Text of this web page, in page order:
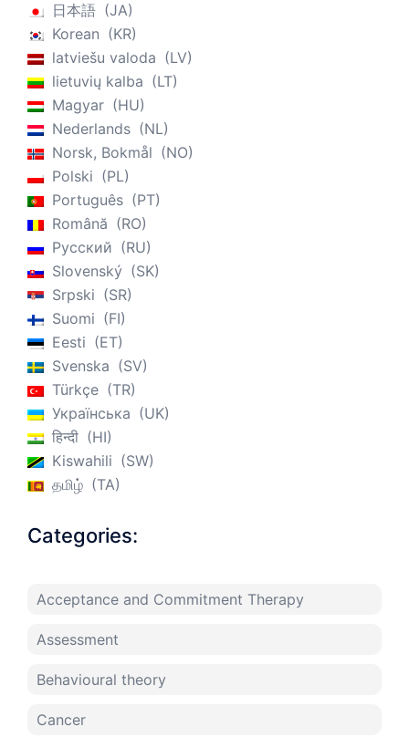
日本語
JA
Korean
KR
latviešu valoda
LV
lietuvių kalba
LT
Magyar
HU
Nederlands
NL
Norsk, Bokmål
NO
Polski
PL
Português
PT
Română
RO
Русский
RU
Slovenský
SK
Srpski
SR
Suomi
FI
Eesti
ET
Svenska
SV
Türkçe
TR
Українська
UK
हिन्दी
HI
Kiswahili
SW
தமிழ்
TA
Categories:
Acceptance and Commitment Therapy
Assessment
Behavioural theory
Cancer